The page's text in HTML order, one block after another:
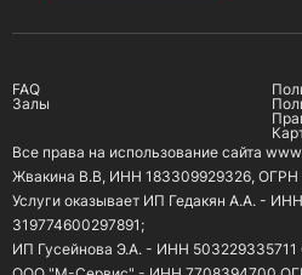
FAQ
Залы
Все права на использование сайта
Жвакина В.В, ИНН 183309929326,
Услуги оказывает ИП Гедакян А.А. -
319774600297891;
ИП Гусейнова Э.А. - ИНН